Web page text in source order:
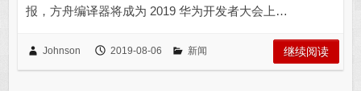
报，方舟编译器将成为 2019 华为开发者大会上…
Johnson 2019-08-06 新闻 继续阅读